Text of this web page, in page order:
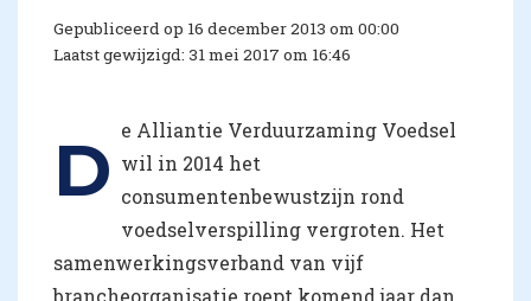
Gepubliceerd op 16 december 2013 om 00:00
Laatst gewijzigd: 31 mei 2017 om 16:46
D e Alliantie Verduurzaming Voedsel
wil in 2014 het
consumentenbewustzijn rond
voedselverspilling vergroten. Het
samenwerkingsverband van vijf
brancheorganisatie roept komend jaar dan